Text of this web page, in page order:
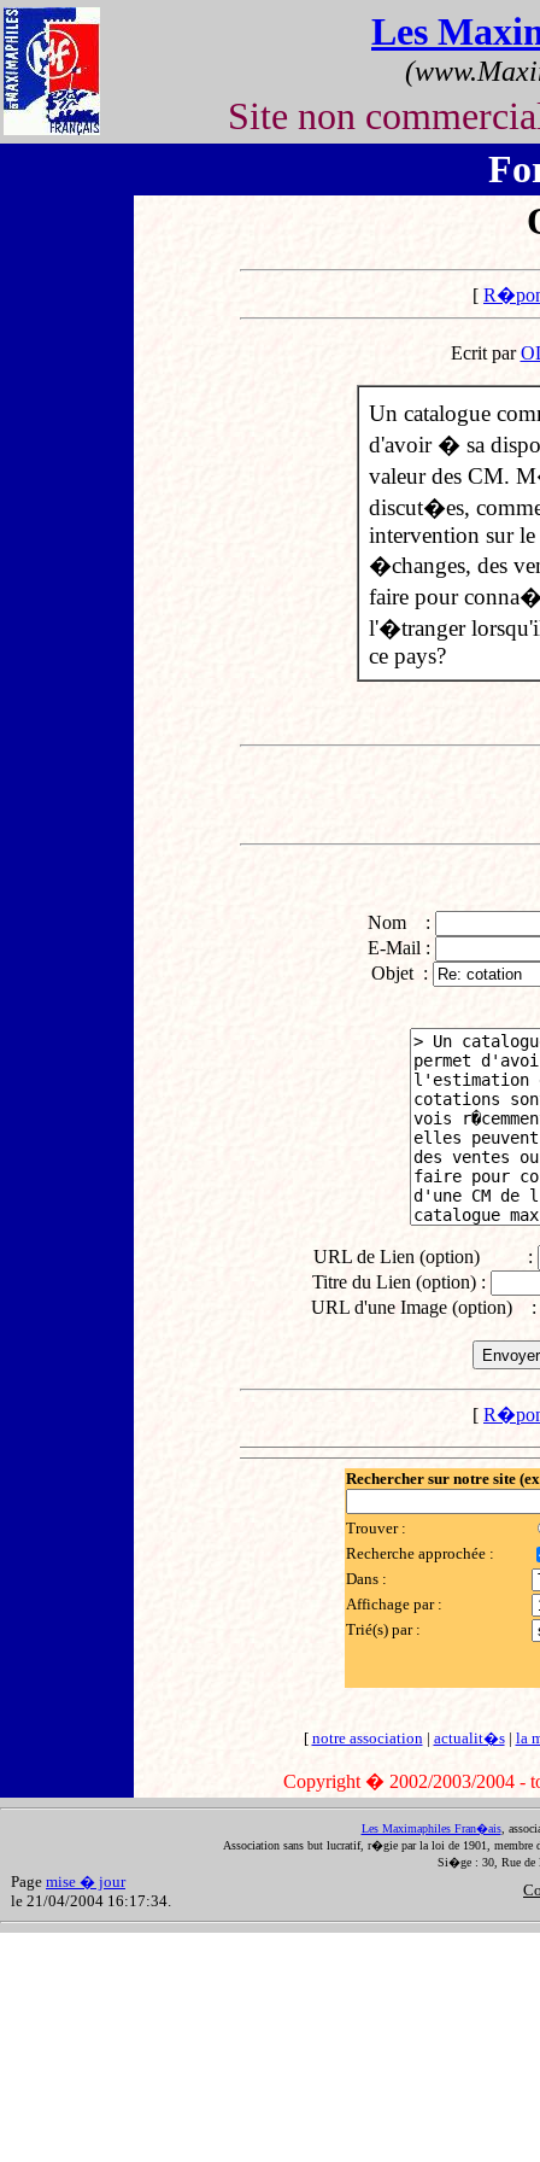
Les
Site non
[
Ecrit par
Un catalogue
d'avoir � sa
valeur des CM.
discut�es,
intervention sur le
�changes, des
faire pour
l'�tranger
ce pays?
Nom :
E-Mail :
Objet :
URL de Lien (option) :
Titre du Lien (option) :
URL d'une Image (option) :
[
Rechercher sur notre site
Trouver :
Recherche approchée :
Dans :
Affichage par :
Trié(s) par :
[ notre association| actualit�s| la
Copyright � 2002/2003/2004 -
Les Maximaphiles Fran�ais,
Association sans but lucratif, r�gie par la loi de 1901, membre
Si�ge : 30, Rue de
Page mise � jour
le 21/04/2004 16:17:34.